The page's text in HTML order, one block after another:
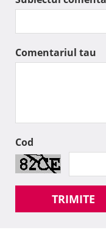
Comentariul tau
Cod
TRIMITE